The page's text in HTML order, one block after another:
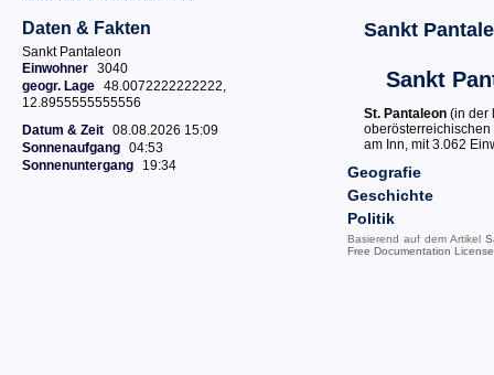
Daten & Fakten
Sankt Pantaleon
Einwohner 3040
geogr. Lage 48.0072222222222,
12.8955555555556
Datum & Zeit 08.08.2026 15:09
Sonnenaufgang 04:53
Sonnenuntergang
19:34
Sankt
Sankt
St. Pantaleon (in der
am Inn, mit 3.062
Geografie
Geschichte
Politik
Basierend auf dem Artikel
Free Documentation License